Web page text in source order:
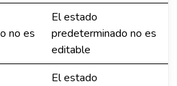
no es
El estado
predeterminado no es
editable
El estado